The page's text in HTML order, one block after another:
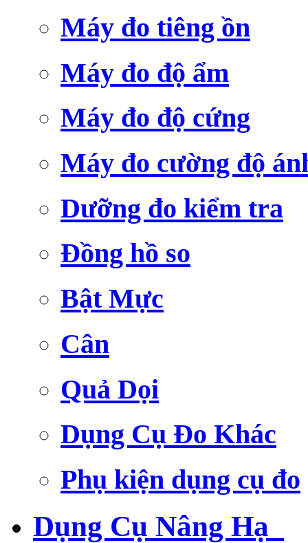
Máy đo tiêng ồn
Máy đo độ ẩm
Máy đo độ cứng
Máy đo cường độ
Dưỡng đo kiểm tra
Đồng hồ so
Bật Mực
Cân
Quả Dọi
Dụng Cụ Đo Khác
Phụ kiện dụng cụ đo
Dụng Cụ Nâng Hạ